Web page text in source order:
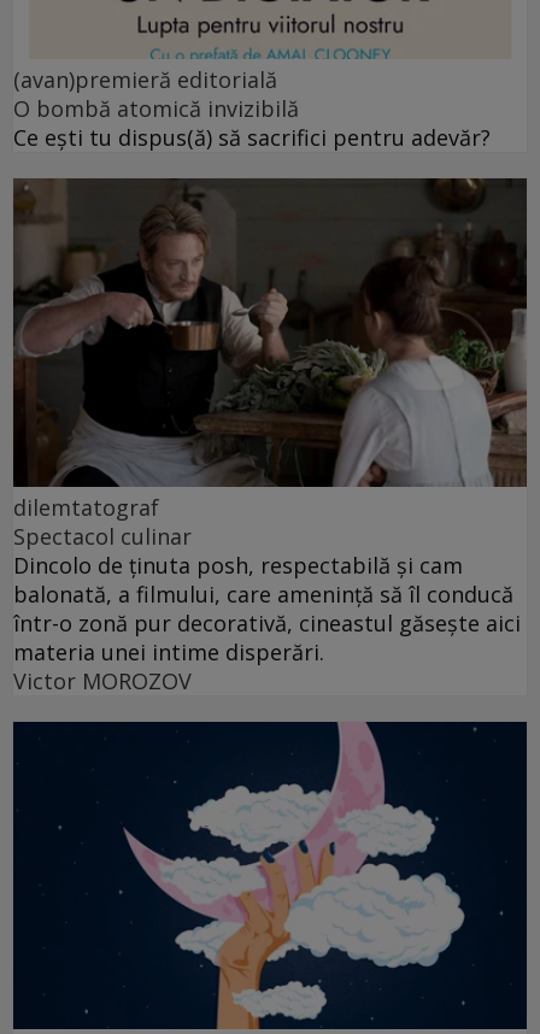
(avan)premieră editorială
O bombă atomică invizibilă
Ce ești tu dispus(ă) să sacrifici pentru adevăr?
dilemtatograf
Spectacol culinar
Dincolo de ținuta posh, respectabilă și cam
balonată, a filmului, care amenință să îl conducă
într-o zonă pur decorativă, cineastul găsește aici
materia unei intime disperări.
Victor MOROZOV